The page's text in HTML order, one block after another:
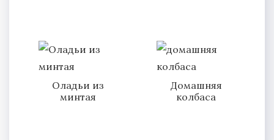
Оладьи из
минтая
Домашняя
колбаса